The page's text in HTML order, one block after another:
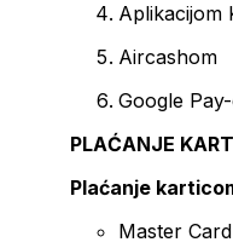
Aplikacijom
Aircashom
Google
PLAĆANJE
Plaćanje
Master Card